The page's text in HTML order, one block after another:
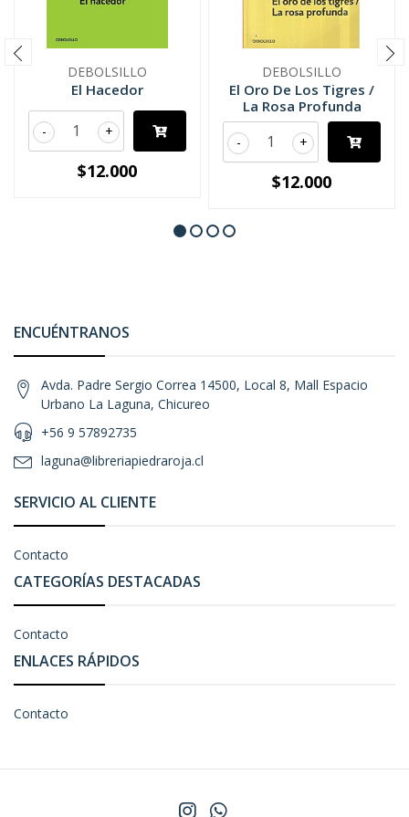
DEBOLSILLO
El Hacedor
+
-
$12.000
DEBOLSILLO
El Oro De Los Tigres /
La Rosa Profunda
+
-
$12.000
ENCUÉNTRANOS
Avda. Padre Sergio Correa 14500, Local 8, Mall Espacio
Urbano La Laguna, Chicureo
+56 9 57892735
laguna@libreriapiedraroja.cl
SERVICIO AL CLIENTE
Contacto
CATEGORÍAS DESTACADAS
Contacto
ENLACES RÁPIDOS
Contacto